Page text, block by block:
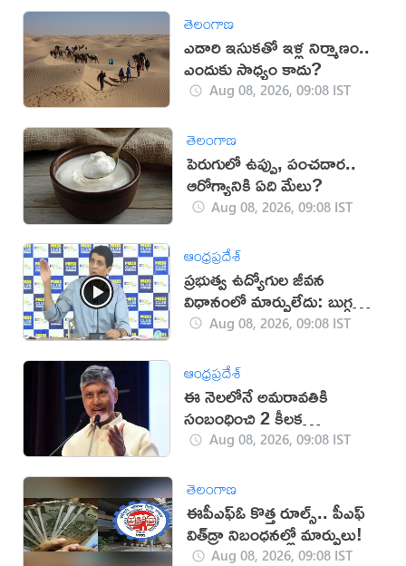
తెలంగాణ
ఎడారి ఇసుకతో ఇళ్ల నిర్మాణం..
ఎందుకు సాధ్యం కాదు?
Aug 08, 2026, 09:08 IST
తెలంగాణ
పెరుగులో ఉప్పు, పంచదార..
ఆరోగ్యానికి ఏది మేలు?
Aug 08, 2026, 09:08 IST
ఆంధ్రప్రదేశ్
ప్రభుత్వ ఉద్యోగుల జీవన
విధానంలో మార్పులేదు: బుగ్గన
(వీడియో)
Aug 08, 2026, 09:08 IST
ఆంధ్రప్రదేశ్
ఈ నెలలోనే అమరావతికి
సంబంధించి 2 కీలక
ప్రారంభాలు: సీఎం చంద్రబాబు
Aug 08, 2026, 09:08 IST
తెలంగాణ
ఈపీఎఫ్ఓ కొత్త రూల్స్.. పీఎఫ్
విత్‌డ్రా నిబంధనల్లో మార్పులు!
Aug 08, 2026, 09:08 IST